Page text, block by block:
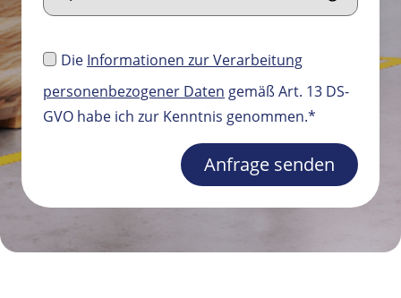
Die Informationen zur Verarbeitung
personenbezogener Daten gemäß Art. 13 DS-
GVO habe ich zur Kenntnis genommen.*
Anfrage senden